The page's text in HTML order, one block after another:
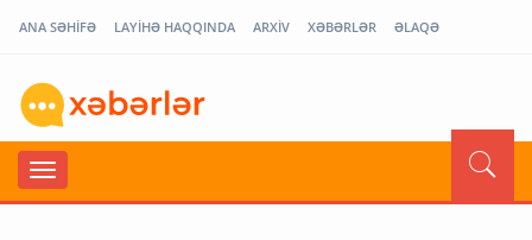
ANA SƏHİFƏ LAYİHƏ HAQQINDA ARXİV XƏBƏRLƏR ƏLAQƏ